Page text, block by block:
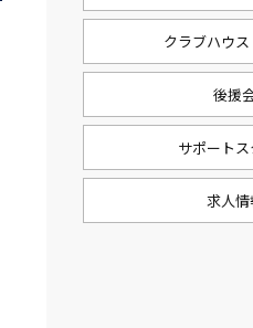
クラブハウ
後援
サポートス
求人